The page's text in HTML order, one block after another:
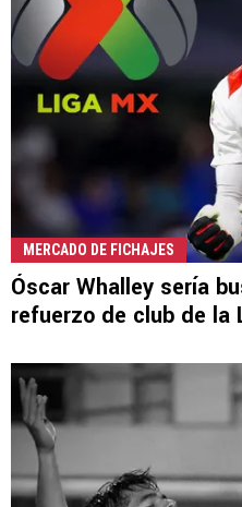
MERCADO DE FICHAJES
Óscar Whalley sería
refuerzo de club de la